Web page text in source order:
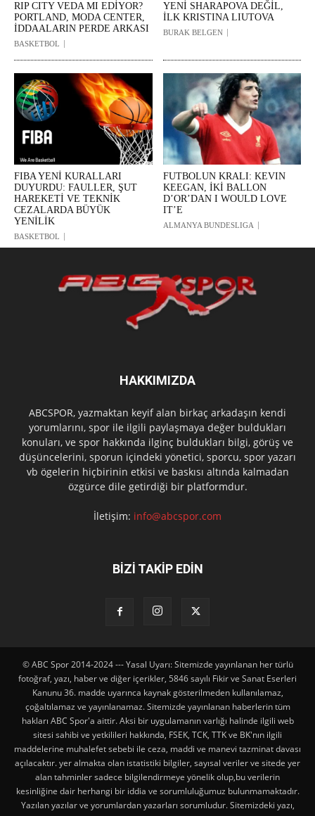
RIP CITY VEDA MI EDİYOR?
PORTLAND, MODA CENTER,
İDDAALARIN PERDE ARKASI
BASKETBOL
YENİ SHARAPOVA DEĞİL,
İLK KRISTINA LIUTOVA
BURAK BELGEN
FIBA YENİ KURALLARI
DUYURDU: FAULLER, ŞUT
HAREKETİ VE TEKNİK
CEZALARDA BÜYÜK
YENİLİK
BASKETBOL
FUTBOLUN KRALI: KEVIN
KEEGAN, İKİ BALLON
D’OR’DAN I WOULD LOVE
IT’E
ALMANYA BUNDESLIGA
HAKKIMIZDA
ABCSPOR, yazmaktan keyif alan birkaç arkadaşın kendi
yorumlarını, spor ile ilgili paylaşmaya değer buldukları
konuları, ve spor hakkında ilginç buldukları bilgi, görüş ve
düşüncelerini, sporun içindeki yönetici, sporcu, spor yazarı
vb ögelerin hiçbirinin etkisi ve baskısı altında kalmadan
özgürce dile getirdiği bir platformdur.
İletişim: info@abcspor.com
BİZİ TAKİP EDİN
© ABC Spor 2014-2024 --- Yasal Uyarı: Sitemizde yayınlanan her türlü
fotoğraf, yazı, haber ve diğer içerikler, 5846 sayılı Fikir ve Sanat Eserleri
Kanunu 36. madde uyarınca kaynak gösterilmeden kullanılamaz,
çoğaltılamaz ve yayınlanamaz. Sitemizde yayınlanan haberlerin tüm
hakları ABC Spor'a aittir. Aksi bir uygulamanın varlığı halinde ilgili web
sitesi sahibi ve yetkilileri hakkında, FSEK, TCK, TTK ve BK'nın ilgili
maddelerine muhalefet sebebi ile ceza, maddi ve manevi tazminat davası
açılacaktır. yer almakta olan istatistiki bilgiler, sayısal veriler ve sitede yer
alan tahminler sadece bilgilendirmeye yönelik olup,bu verilerin
kesinliğine dair herhangi bir iddia ve sorumluluğumuz bulunmamaktadır.
Yazılan yazılar ve yorumlardan yazarları sorumludur. Sitemizdeki yazı,